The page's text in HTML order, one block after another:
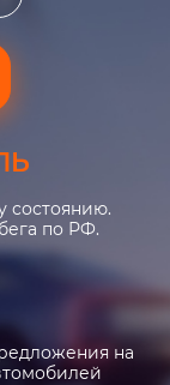
состоянию.
по РФ.
на